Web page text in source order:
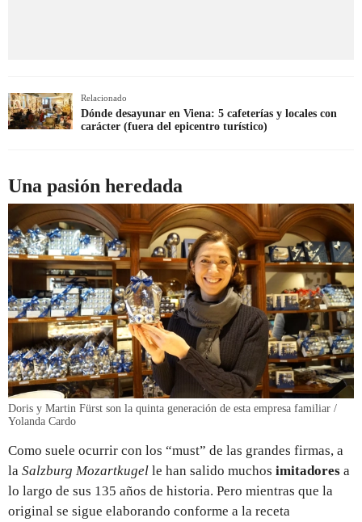
Relacionado
Dónde desayunar en Viena: 5 cafeterías y locales con
carácter (fuera del epicentro turístico)
Una pasión heredada
Doris y Martin Fürst son la quinta generación de esta empresa familiar /
Yolanda Cardo
Como suele ocurrir con los “must” de las grandes firmas, a
la Salzburg Mozartkugel le han salido muchos imitadores a
lo largo de sus 135 años de historia. Pero mientras que la
original se sigue elaborando conforme a la receta